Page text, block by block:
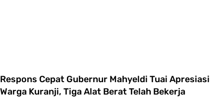
Respons Cepat Gubernur Mahyeldi Tuai Apresiasi
Warga Kuranji, Tiga Alat Berat Telah Bekerja